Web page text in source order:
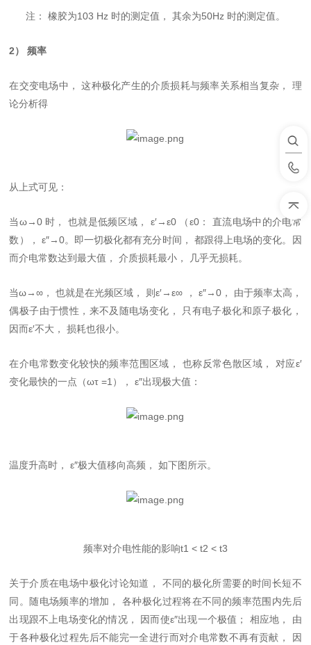
注： 橡胶为103 Hz 时的测定值， 其余为50Hz 时的测定值。
2） 频率
在交变电场中， 这种极化产生的介质损耗与频率关系相当复杂， 理
论分析得
从上式可见：
当ω→0 时， 也就是低频区域， ε′→ε0 （ε0： 直流电场中的介电常
数）， ε″→0。即一切极化都有充分时间， 都跟得上电场的变化。因
而介电常数达到最大值， 介质损耗最小， 几乎无损耗。
当ω→∞， 也就是在光频区域， 则ε′→ε∞ ， ε″→0， 由于频率太高，
偶极子由于惯性，来不及随电场变化， 只有电子极化和原子极化，
因而ε′不大， 损耗也很小。
在介电常数变化较快的频率范围区域， 也称反常色散区域， 对应ε′
变化最快的一点（ωτ =1）， ε″出现极大值：
温度升高时， ε″极大值移向高频， 如下图所示。
频率对介电性能的影响t1 < t2 < t3
关于介质在电场中极化讨论知道， 不同的极化所需要的时间长短不
同。随电场频率的增加， 各种极化过程将在不同的频率范围内先后
出现跟不上电场变化的情况， 因而使ε″出现一个极值； 相应地， 由
于各种极化过程先后不能完一全进行而对介电常数不再有贡献， 因